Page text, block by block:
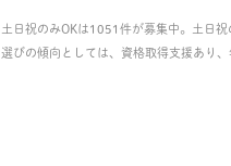
土日祝のみOKは1051件が募集中。土日
選びの傾向としては、資格取得支援あり